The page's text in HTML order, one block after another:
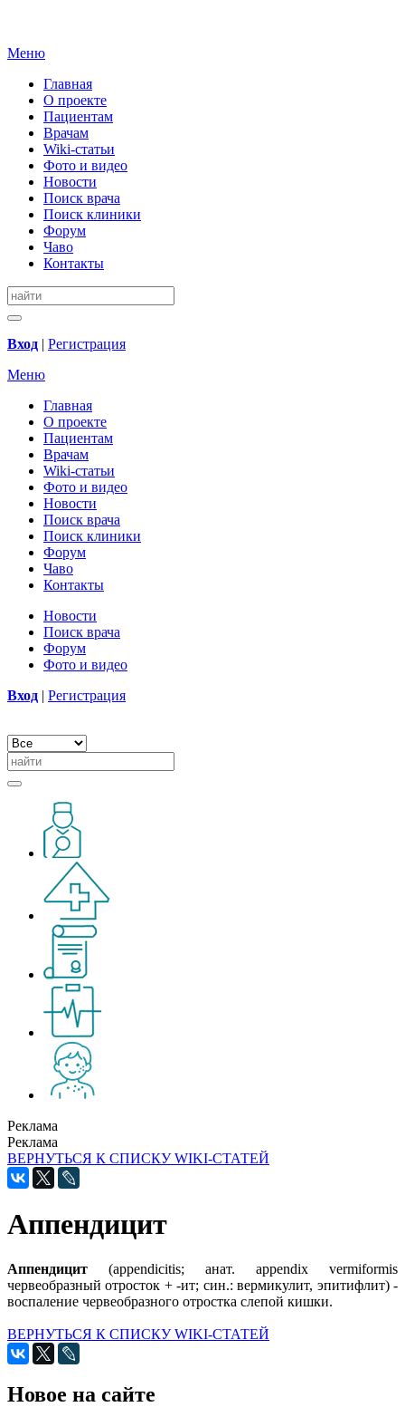
Меню
Главная
О проекте
Пациентам
Врачам
Wiki-статьи
Фото и видео
Новости
Поиск врача
Поиск клиники
Форум
Чаво
Контакты
Вход | Регистрация
Меню
Главная
О проекте
Пациентам
Врачам
Wiki-статьи
Фото и видео
Новости
Поиск врача
Поиск клиники
Форум
Чаво
Контакты
Новости
Поиск врача
Форум
Фото и видео
Вход | Регистрация
Реклама
Реклама
ВЕРНУТЬСЯ К СПИСКУ WIKI-СТАТЕЙ
Аппендицит
Аппендицит (appendicitis; анат. appendix vermiformis
червеобразный отросток + -ит; син.: вермикулит, эпитифлит) -
воспаление червеобразного отростка слепой кишки.
ВЕРНУТЬСЯ К СПИСКУ WIKI-СТАТЕЙ
Новое на сайте